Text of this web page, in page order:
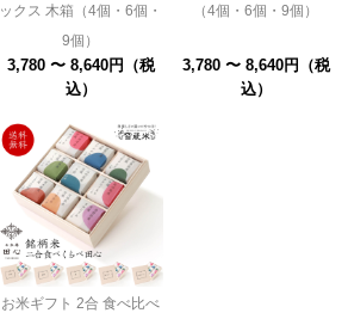
ックス 木箱（4個・6個・
9個）
3,780 〜 8,640円（税
込）
（4個・6個・9個）
3,780 〜 8,640円（税
込）
お米ギフト 2合 食べ比べ